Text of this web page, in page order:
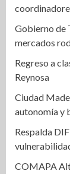
Gobierno de
mercados
Regreso a
Reynosa
Ciudad
autonomía y
Respalda
COMAPA